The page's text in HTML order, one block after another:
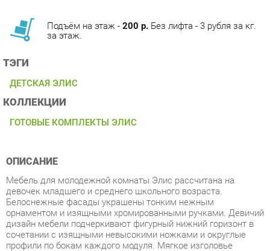
ТЭГИ
ГОТОВЫЕ КОМПЛЕКТЫ ЭЛИС
ОПИСАНИЕ
девочек младшего и среднего школьного возраста.
Белоснежные фасады украшены тонким нежным
орнаментом и изящными хромированными ручками. Девичий
дизайн мебели подчеркивают фигурный нижний горизонт в
сочетании с изящными невысокими ножками и округлые
профили по бокам каждого модуля. Мягкое изголовье
кровати отличается необычной формой, в центре которого
расположен декоративный орнамент. Функциональный
модульный ряд включает различные мебельные предметы, с